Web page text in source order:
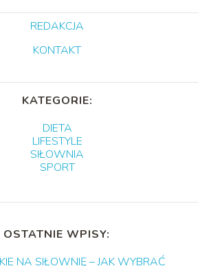
REDAKCJA
KONTAKT
KATEGORIE:
DIETA
LIFESTYLE
SIŁOWNIA
SPORT
OSTATNIE WPISY:
NA SIŁOWNIĘ – JAK WYBRAĆ